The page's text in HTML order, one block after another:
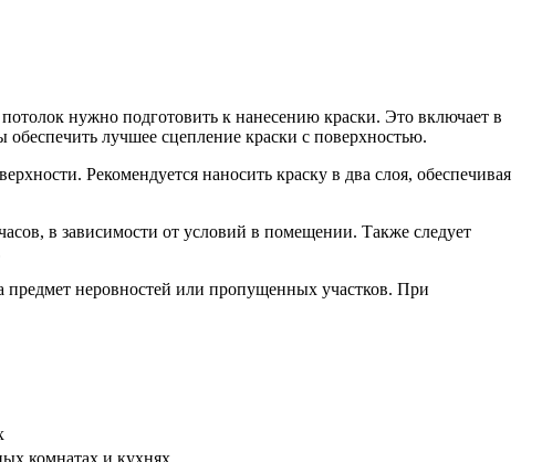
нужно подготовить к нанесению краски. Это включает в
лучшее сцепление краски с поверхностью.
Рекомендуется наносить краску в два слоя, обеспечивая
в зависимости от условий в помещении. Также следует
предмет неровностей или пропущенных участков. При
комнатах и кухнях